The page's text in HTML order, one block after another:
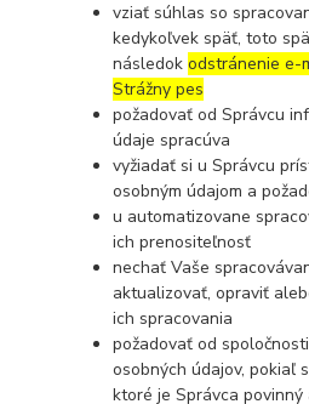
vziať súhlas so
kedykoľvek späť, toto
následokodstránenie e-
Strážny pes
požadovať od Správcu
údaje spracúva
vyžiadať si u Správcu
osobným údajom a
u automatizovane
ich prenositeľnosť
nechať Vaše
aktualizovať, opraviť
ich spracovania
požadovať od
osobných údajov, pokiaľ
ktoré je Správca